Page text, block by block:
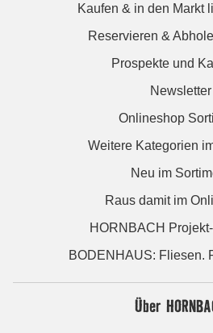
Kaufen & in den Markt
Reservieren &
Prospekte und
Newsletter
Onlineshop
Weitere Kategorien
Neu im
Raus damit im
HORNBACH
BODENHAUS: Fliesen.
Über